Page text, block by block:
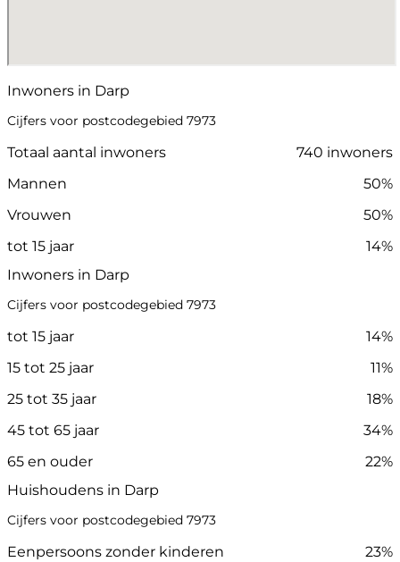
Inwoners in Darp
Cijfers voor postcodegebied 7973
Totaal aantal inwoners
740 inwoners
Mannen
50%
Vrouwen
50%
tot 15 jaar
14%
Inwoners in Darp
Cijfers voor postcodegebied 7973
tot 15 jaar
14%
15 tot 25 jaar
11%
25 tot 35 jaar
18%
45 tot 65 jaar
34%
65 en ouder
22%
Huishoudens in Darp
Cijfers voor postcodegebied 7973
Eenpersoons zonder kinderen
23%